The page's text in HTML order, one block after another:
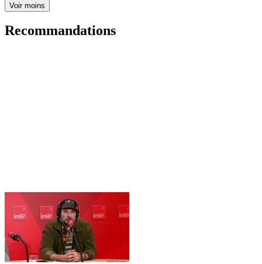
Voir moins
Recommandations